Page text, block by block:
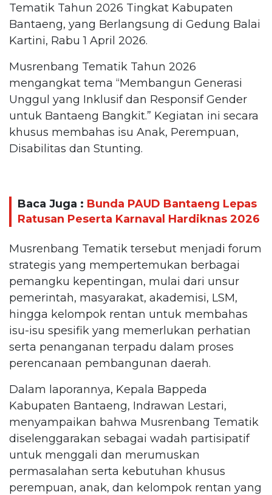
Tematik Tahun 2026 Tingkat Kabupaten
Bantaeng, yang Berlangsung di Gedung Balai
Kartini, Rabu 1 April 2026.
Musrenbang Tematik Tahun 2026
mengangkat tema “Membangun Generasi
Unggul yang Inklusif dan Responsif Gender
untuk Bantaeng Bangkit.” Kegiatan ini secara
khusus membahas isu Anak, Perempuan,
Disabilitas dan Stunting.
Baca Juga : Bunda PAUD Bantaeng Lepas
Ratusan Peserta Karnaval Hardiknas 2026
Musrenbang Tematik tersebut menjadi forum
strategis yang mempertemukan berbagai
pemangku kepentingan, mulai dari unsur
pemerintah, masyarakat, akademisi, LSM,
hingga kelompok rentan untuk membahas
isu-isu spesifik yang memerlukan perhatian
serta penanganan terpadu dalam proses
perencanaan pembangunan daerah.
Dalam laporannya, Kepala Bappeda
Kabupaten Bantaeng, Indrawan Lestari,
menyampaikan bahwa Musrenbang Tematik
diselenggarakan sebagai wadah partisipatif
untuk menggali dan merumuskan
permasalahan serta kebutuhan khusus
perempuan, anak, dan kelompok rentan yang